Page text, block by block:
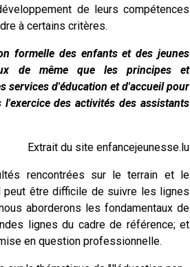
de leurs compétences
à certains critères.
formelle des enfants et des jeunes
de même que les principes et
services d'éducation et d'accueil pour
des activités des assistants
Extrait du site enfancejeunesse.lu
rencontrées sur le terrain et le
peut être difficile de suivre les lignes
aborderons les fondamentaux de
lignes du cadre de référence; et
en question professionnelle.